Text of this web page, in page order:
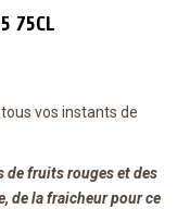
75CL
vos instants de
de fruits rouges et des
de la fraicheur pour ce